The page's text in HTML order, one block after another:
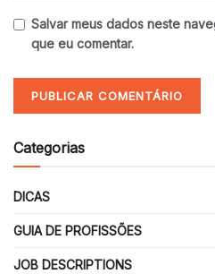
Salvar meus dados neste
que eu comentar.
Categorias
DICAS
GUIA DE PROFISSÕES
JOB DESCRIPTIONS